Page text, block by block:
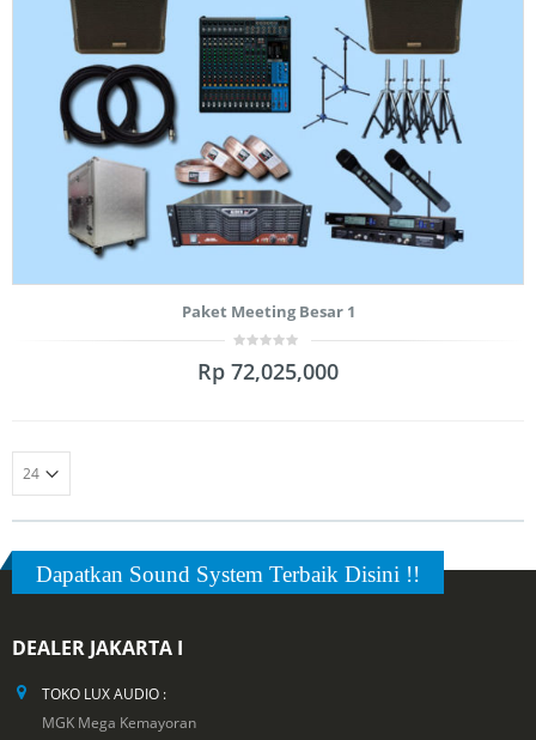
Paket Meeting Besar 1
out
Rp 72,025,000
Dapatkan Sound System Terbaik Disini !!
DEALER JAKARTA I
TOKO LUX AUDIO :
MGK Mega Kemayoran